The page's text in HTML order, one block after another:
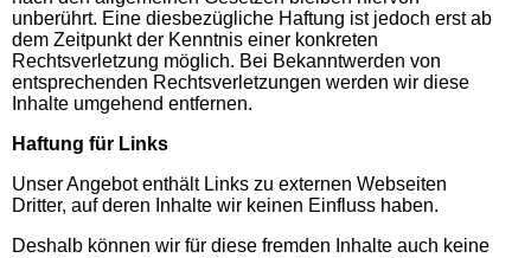
unberührt. Eine diesbezügliche Haftung ist jedoch erst ab
dem Zeitpunkt der Kenntnis einer konkreten
Rechtsverletzung möglich. Bei Bekanntwerden von
entsprechenden Rechtsverletzungen werden wir diese
Inhalte umgehend entfernen.
Haftung für Links
Unser Angebot enthält Links zu externen Webseiten
Dritter, auf deren Inhalte wir keinen Einfluss haben.
Deshalb können wir für diese fremden Inhalte auch keine